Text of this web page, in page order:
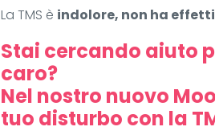
La TMS è indolore, non ha
Stai cercando aiuto
caro?
Nel nostro nuovo
tuo disturbo con la